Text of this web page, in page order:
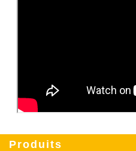
Produits